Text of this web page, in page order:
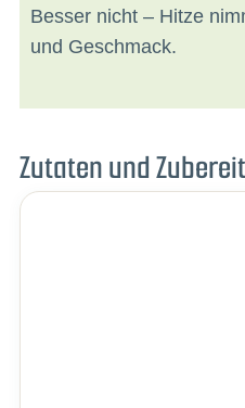
Besser nicht – Hitze
und Geschmack.
Zutaten und